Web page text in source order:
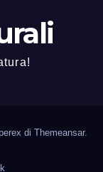
di Themeansar.